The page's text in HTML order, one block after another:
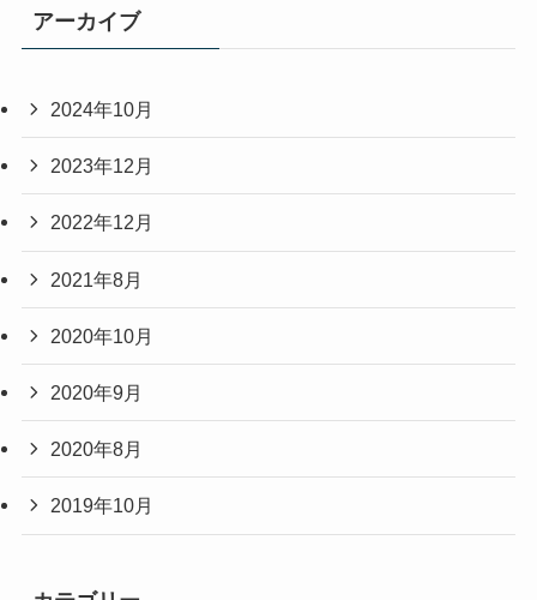
アーカイブ
2024年10月
2023年12月
2022年12月
2021年8月
2020年10月
2020年9月
2020年8月
2019年10月